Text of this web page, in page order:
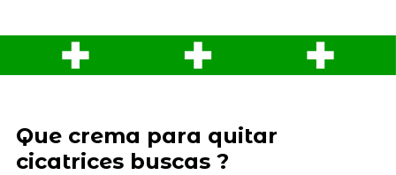
Que crema para quitar
cicatrices buscas ?